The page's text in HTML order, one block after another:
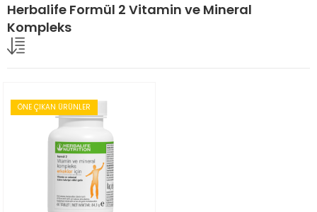
Herbalife Formül 2 Vitamin ve Mineral
Kompleks
ÖNE ÇIKAN ÜRÜNLER